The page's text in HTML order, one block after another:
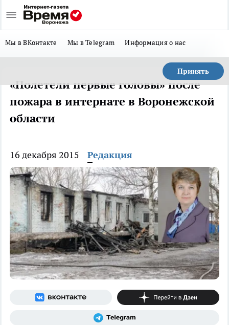
Мы в ВКонтакте Мы в Telegram Информация о нас
Принять
«Полетели первые головы» после
пожара в интернате в Воронежской
области
16 декабря 2015 Редакция